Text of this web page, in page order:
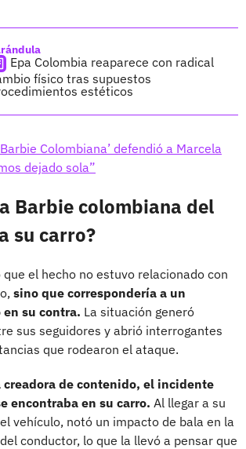
Epa Colombia reaparece con radical
físico tras supuestos
estéticos
Colombiana’ defendió a Marcela
dejado sola”
Barbie colombiana del
su carro?
que el hecho no estuvo relacionado con
sino que correspondería a un
su contra. La situación generó
sus seguidores y abrió interrogantes
que rodearon el ataque.
creadora de contenido, el incidente
encontraba en su carro. Al llegar a su
vehículo, notó un impacto de bala en la
conductor, lo que la llevó a pensar que